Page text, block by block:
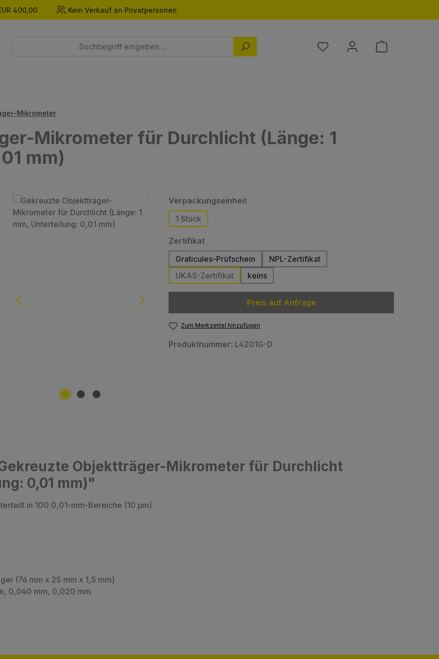
400,00 Kein Verkauf an Privatpersonen
Du hast 0 Produkte auf dem
Mikrometer
Mikrometer für Durchlicht (Länge: 1
mm)
Verpackungseinheitauswählen
1 Stück
Zertifikatauswählen
Graticules-Prüfschein
NPL-Zertifikat
UKAS-Zertifikat
keins
Preis auf Anfrage
Zum Merkzettel hinzufügen
Produktnummer: L4201G-D
Objektträger-Mikrometer für Durchlicht
0,01 mm)"
in 100 0,01-mm-Bereiche (10 µm)
(76 mm x 25 mm x 1,5 mm)
0,040 mm, 0,020 mm